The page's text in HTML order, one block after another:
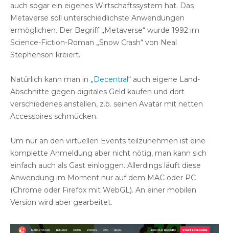
auch sogar ein eigenes Wirtschaftssystem hat. Das
Metaverse soll unterschiedlichste Anwendungen
ermöglichen. Der Begriff „Metaverse“ wurde 1992 im
Science-Fiction-Roman „Snow Crash“ von Neal
Stephenson kreiert.
Natürlich kann man in „Decentral“ auch eigene Land-
Abschnitte gegen digitales Geld kaufen und dort
verschiedenes anstellen, z.b. seinen Avatar mit netten
Accessoires schmücken.
Um nur an den virtuellen Events teilzunehmen ist eine
komplette Anmeldung aber nicht nötig, man kann sich
einfach auch als Gast einloggen. Allerdings läuft diese
Anwendung im Moment nur auf dem MAC oder PC
(Chrome oder Firefox mit WebGL). An einer mobilen
Version wird aber gearbeitet.